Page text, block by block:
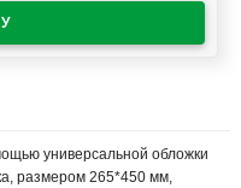
универсальной обложки
размером 265*450 мм,